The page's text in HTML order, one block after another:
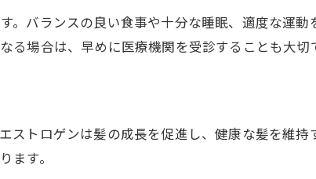
を取り戻すためのヒント集
健康的な髪と自信を取り戻す法
女性ホルモンを意識したケアを
合うポジティブ思考のすすめ
バランスの良い食事や十分な睡眠、適度な運動
場合は、早めに医療機関を受診することも大切
トロゲンは髪の成長を促進し、健康な髪を維
ます。